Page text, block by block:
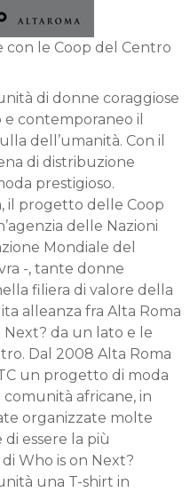
con le Coop del Centro
di donne coraggiose
contemporaneo il
dell’umanità. Con il
di distribuzione
prestigioso.
il progetto delle Coop
delle Nazioni
Mondiale del
-, tante donne
filiera di valore della
alleanza fra Alta Roma
Next? da un lato e le
Dal 2008 Alta Roma
un progetto di moda
africane, in
organizzate molte
essere la più
Who is on Next?
una T-shirt in